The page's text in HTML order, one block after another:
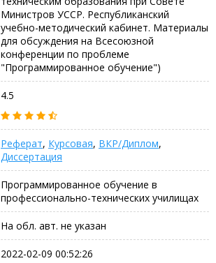
Министров УССР. Республиканский
учебно-методический кабинет. Материалы
для обсуждения на Всесоюзной
конференции по проблеме
"Программированное обучение")
4.5
Реферат, Курсовая, ВКР/Диплом,
Диссертация
Программированное обучение в
профессионально-технических училищах
На обл. авт. не указан
2022-02-09 00:52:26